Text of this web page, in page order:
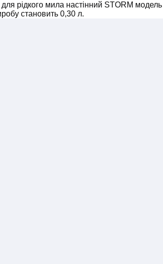
рідкого мила настінний STORM
становить 0,30 л.